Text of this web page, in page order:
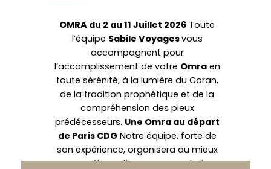
OMRA du 2 au 11 Juillet 2026 Toute
l’équipe Sabile Voyagesvous
accompagnent pour
l’accomplissement de votre Omraen
toute sérénité, à la lumière du Coran,
de la tradition prophétique et de la
compréhension des pieux
prédécesseurs. Une Omra au départ
de Paris CDG Notre équipe, forte de
son expérience, organisera au mieux
votre séjour afin que vous puissiez